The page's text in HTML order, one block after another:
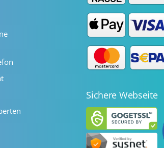
Sichere Webseite